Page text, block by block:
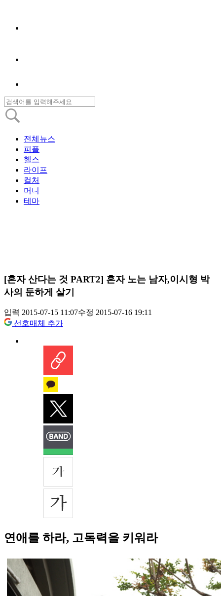
전체뉴스
피플
헬스
라이프
컬처
머니
테마
[혼자 산다는 것 PART2] 혼자 노는 남자,이시형 박
사의 둔하게 살기
입력 2015-07-15 11:07수정 2015-07-16 19:11
선호매체 추가
연애를 하라, 고독력을 키워라